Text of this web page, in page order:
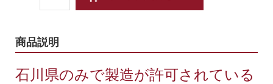
商品説明
石川県のみで製造が許可されている